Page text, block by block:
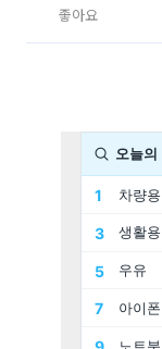
좋아요